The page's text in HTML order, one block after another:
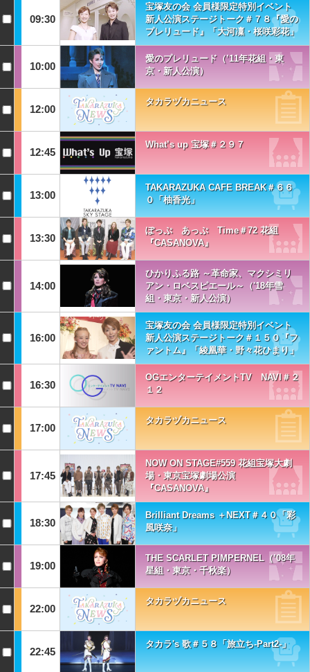
09:30
宝塚友の会 会員様限定特別イベント
新人公演ステージトーク＃７８『愛の
プレリュード』「大河凜・桜咲彩花」
10:00
愛のプレリュード（’11年花組・東
京・新人公演）
12:00
タカラヅカニュース
12:45
What’s up 宝塚＃２９７
13:00
TAKARAZUKA CAFE BREAK＃６６
０「柚香光」
13:30
ぽっぷ あっぷ Time＃72 花組
『CASANOVA』
14:00
ひかりふる路 ～革命家、マクシミリ
アン・ロベスピエール～（'18年雪
組・東京・新人公演）
16:00
宝塚友の会 会員様限定特別イベント
新人公演ステージトーク＃１５０『フ
ァントム』「綾凰華・野々花ひまり」
16:30
OGエンターテイメントTV NAVI＃２
１２
17:00
タカラヅカニュース
17:45
NOW ON STAGE#559 花組宝塚大劇
場・東京宝塚劇場公演
『CASANOVA』
18:30
Brilliant Dreams ＋NEXT＃４０「彩
風咲奈」
19:00
THE SCARLET PIMPERNEL（’08年
星組・東京・千秋楽）
22:00
タカラヅカニュース
22:45
タカラ's 歌＃５８「旅立ち-Part2-」